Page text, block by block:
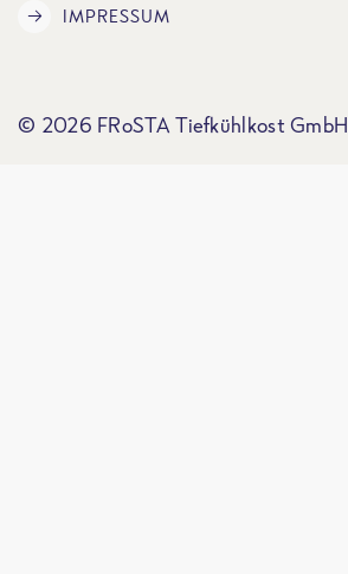
IMPRESSUM
© 2026 FRoSTA Tiefkühlkost GmbH